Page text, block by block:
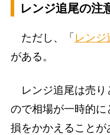
レンジ追尾の注
ただし、「 レンジ
がある。
レンジ追尾は売り
ので相場が一時的
損をかかえること